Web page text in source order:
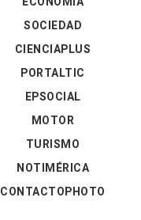
SOCIEDAD
CIENCIAPLUS
PORTALTIC
EPSOCIAL
MOTOR
TURISMO
NOTIMÉRICA
CONTACTOPHOTO